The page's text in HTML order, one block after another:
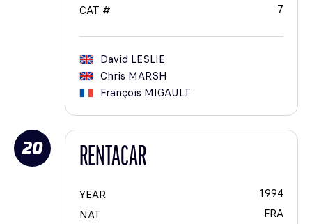
CAT #
7
David LESLIE
Chris MARSH
François MIGAULT
20 RENTACAR
YEAR
1994
NAT
FRA